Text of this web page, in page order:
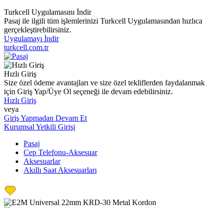
Turkcell Uygulamasını İndir
Pasaj ile ilgili tüm işlemlerinizi Turkcell Uygulamasından hızlıca
gerçekleştirebilirsiniz.
Uygulamayı İndir
turkcell.com.tr
Hızlı Giriş
Size özel ödeme avantajları ve size özel tekliflerden faydalanmak
için Giriş Yap/Üye Ol seçeneği ile devam edebilirsiniz.
Hızlı Giriş
veya
Giriş Yapmadan Devam Et
Kurumsal Yetkili Girişi
Pasaj
Cep Telefonu-Aksesuar
Aksesuarlar
Akıllı Saat Aksesuarları